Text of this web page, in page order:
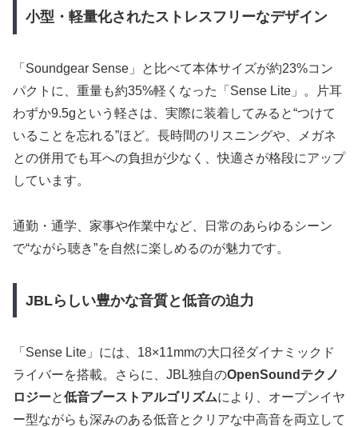
小型・軽量化されたストレスフリーなデザイン
「Soundgear Sense」と比べて本体サイズが約23%コン
パクトに、重量も約35%軽くなった「Sense Lite」。片耳
わずか9.5gという軽さは、実際に装着してみると“つけて
いることを忘れる”ほど。長時間のリスニングや、メガネ
との併用でも耳への負担が少なく、快適さが格段にアップ
しています。
通勤・通学、家事や作業中など、日常のあらゆるシーン
で“ながら聴き”を自然に楽しめるのが魅力です。
JBLらしい豊かな音質と低音の迫力
「Sense Lite」には、18×11mmの大口径ダイナミックド
ライバーを搭載。さらに、JBL独自のOpenSoundテクノ
ロジーと低音ブーストアルゴリズムにより、オープンイヤ
ー型ながらも深みのある低音とクリアな中高音を両立して